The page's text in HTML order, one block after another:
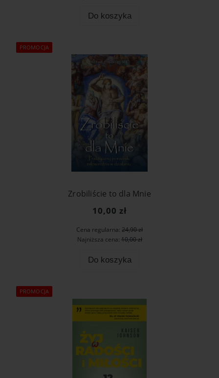
Do koszyka
Zrobiliście to dla Mnie
10,00 zł
Cena regularna: 24,90 zł
Najniższa cena:10,00 zł
Do koszyka
PROMOCJA
PROMOCJA